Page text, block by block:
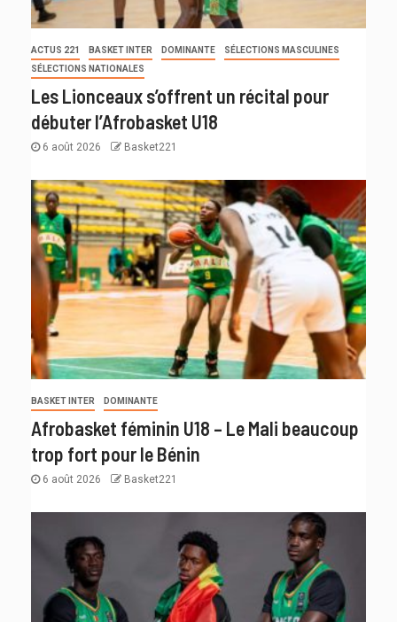
ACTUS 221 BASKET INTER DOMINANTE
SÉLECTIONS MASCULINES
SÉLECTIONS NATIONALES
Les Lionceaux s’offrent un récital pour
débuter l’Afrobasket U18
6 août 2026 Basket221
BASKET INTER DOMINANTE
Afrobasket féminin U18 – Le Mali beaucoup
trop fort pour le Bénin
6 août 2026 Basket221